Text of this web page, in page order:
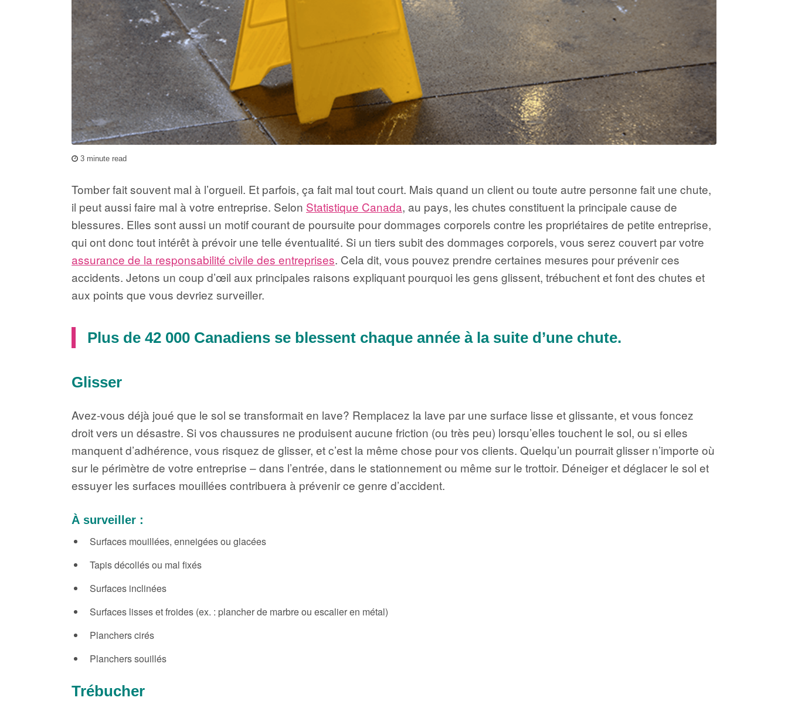
3 minute read
Tomber fait souvent mal à l’orgueil. Et parfois, ça fait mal tout court. Mais quand un client ou toute autre personne fait une chute,
il peut aussi faire mal à votre entreprise. Selon Statistique Canada, au pays, les chutes constituent la principale cause de
blessures. Elles sont aussi un motif courant de poursuite pour dommages corporels contre les propriétaires de petite entreprise,
qui ont donc tout intérêt à prévoir une telle éventualité. Si un tiers subit des dommages corporels, vous serez couvert par votre
assurance de la responsabilité civile des entreprises. Cela dit, vous pouvez prendre certaines mesures pour prévenir ces
accidents. Jetons un coup d’œil aux principales raisons expliquant pourquoi les gens glissent, trébuchent et font des chutes et
aux points que vous devriez surveiller.
Plus de 42 000 Canadiens se blessent chaque année à la suite d’une chute.
Glisser
Avez-vous déjà joué que le sol se transformait en lave? Remplacez la lave par une surface lisse et glissante, et vous foncez
droit vers un désastre. Si vos chaussures ne produisent aucune friction (ou très peu) lorsqu’elles touchent le sol, ou si elles
manquent d’adhérence, vous risquez de glisser, et c’est la même chose pour vos clients. Quelqu’un pourrait glisser n’importe où
sur le périmètre de votre entreprise – dans l’entrée, dans le stationnement ou même sur le trottoir. Déneiger et déglacer le sol et
essuyer les surfaces mouillées contribuera à prévenir ce genre d’accident.
À surveiller :
Surfaces mouillées, enneigées ou glacées
Tapis décollés ou mal fixés
Surfaces inclinées
Surfaces lisses et froides (ex. : plancher de marbre ou escalier en métal)
Planchers cirés
Planchers souillés
Trébucher